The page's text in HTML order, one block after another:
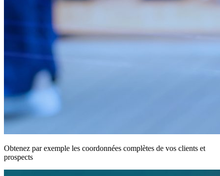
Obtenez par exemple les coordonnées complètes de vos clients et
prospects